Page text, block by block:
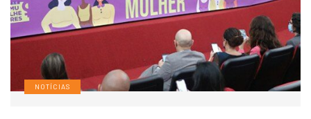
NOTÍCIAS